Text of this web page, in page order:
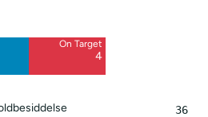
On Target
4
36